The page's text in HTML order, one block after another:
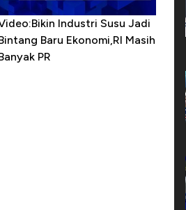
Industri Susu Jadi
Baru Ekonomi,RI Masih
PR